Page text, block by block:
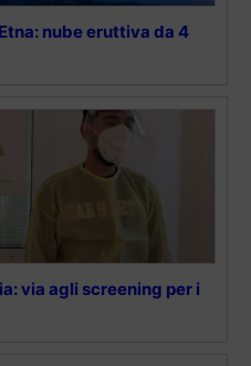
nube eruttiva da 4
via agli screening per i